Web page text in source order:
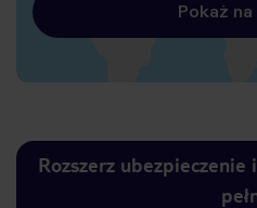
Pokaż
Rozszerz ubezpieczenie